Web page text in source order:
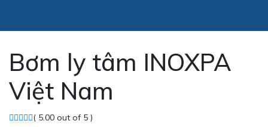
Bơm ly tâm INOXPA
Việt Nam
( 5.00 out of 5 )